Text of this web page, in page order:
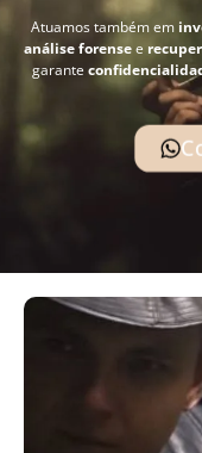
Atuamos também em
análise forensee
garante